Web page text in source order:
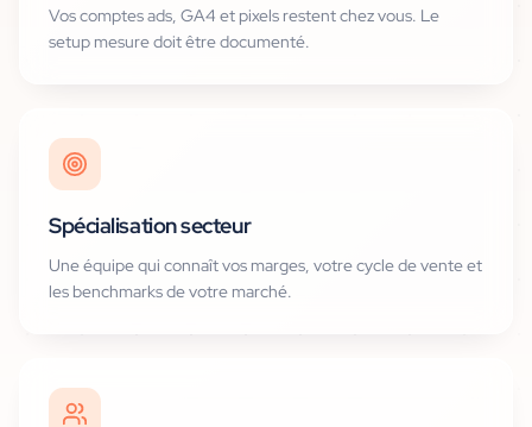
Vos comptes ads, GA4 et pixels restent chez vous. Le
setup mesure doit être documenté.
Spécialisation secteur
Une équipe qui connaît vos marges, votre cycle de vente et
les benchmarks de votre marché.